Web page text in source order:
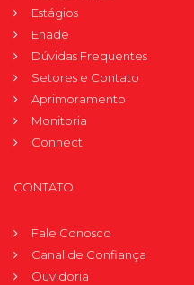
Estágios
Enade
Dúvidas Frequentes
Setores e Contato
Aprimoramento
Monitoria
Connect
CONTATO
Fale Conosco
Canal de Confiança
Ouvidoria